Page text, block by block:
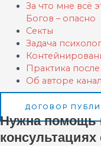
За что мне всё
Богов – опасно
Секты
Задача
Практика
Об авторе
ДОГОВОР
Нужна помощь